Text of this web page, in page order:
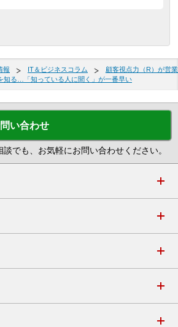
報 IT＆ビジネスコラム
顧客視点力（R）が営業
知る…「知っている人に聞く」が一番早い
い合わせ
でも、お気軽にお問い合わせください。